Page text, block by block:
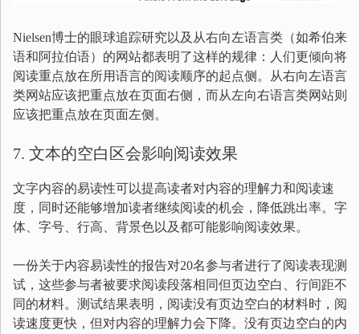
Nielsen博士的眼球追踪研究以及从右向左语言类（如希伯来
语和阿拉伯语）的网站都表明了这样的规律：人们更倾向将
阅读重点放在所用语言的阅读顺序的起点侧。从右向左语言
类网站应该把重点放在页面右侧，而从左向右语言类网站则
应该把重点放在页面左侧。
7. 文本的空白区会影响阅读效果
文字内容的易读性可以提高读者对内容的理解力和阅读速
度，同时还能够增加读者继续阅读的机会，降低跳出率。字
体、字号、行高、背景色以及都可能影响阅读效果。
一份关于内容易读性的报告对20名参与者进行了阅读表现测
试，这些参与者被要求阅读段落相同但页边空白、行间距不
同的材料。测试结果表明，阅读没有页边空白的材料时，阅
读速度更快，但对内容的理解力会下降。没有页边空白的内